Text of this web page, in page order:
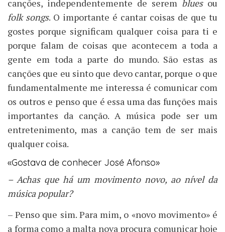
canções, independentemente de serem bluesou
folk songs. O importante é cantar coisas de que tu
gostes porque significam qualquer coisa para ti e
porque falam de coisas que acontecem a toda a
gente em toda a parte do mundo. São estas as
canções que eu sinto que devo cantar, porque o que
fundamentalmente me interessa é comunicar com
os outros e penso que é essa uma das funções mais
importantes da canção. A música pode ser um
entretenimento, mas a canção tem de ser mais
qualquer coisa.
«Gostava de conhecer José Afonso»
– Achas que há um movimento novo, ao nível da
música popular?
– Penso que sim. Para mim, o «novo movimento» é
a forma como a malta nova procura comunicar hoje